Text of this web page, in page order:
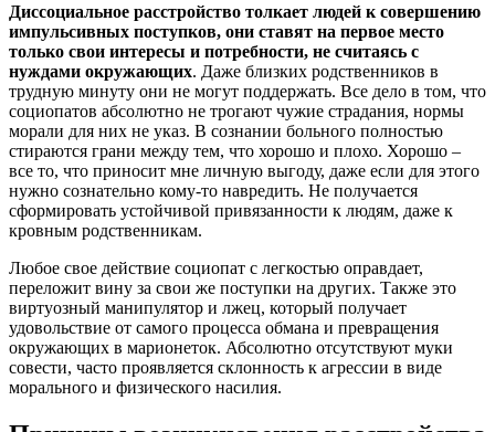
Диссоциальное расстройство толкает людей к совершению
импульсивных поступков, они ставят на первое место
только свои интересы и потребности, не считаясь с
нуждами окружающих. Даже близких родственников в
трудную минуту они не могут поддержать. Все дело в том, что
социопатов абсолютно не трогают чужие страдания, нормы
морали для них не указ. В сознании больного полностью
стираются грани между тем, что хорошо и плохо. Хорошо –
все то, что приносит мне личную выгоду, даже если для этого
нужно сознательно кому-то навредить. Не получается
сформировать устойчивой привязанности к людям, даже к
кровным родственникам.
Любое свое действие социопат с легкостью оправдает,
переложит вину за свои же поступки на других. Также это
виртуозный манипулятор и лжец, который получает
удовольствие от самого процесса обмана и превращения
окружающих в марионеток. Абсолютно отсутствуют муки
совести, часто проявляется склонность к агрессии в виде
морального и физического насилия.